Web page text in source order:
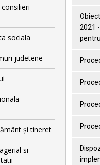
sociala
judetene
-
și tineret
si
2021